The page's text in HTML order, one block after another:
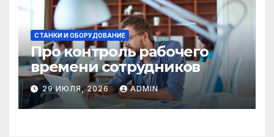
СТАНКИ И ОБОРУДОВАНИЕ
Про контроль рабочего
времени сотрудников
29 ИЮЛЯ, 2026 ADMIN